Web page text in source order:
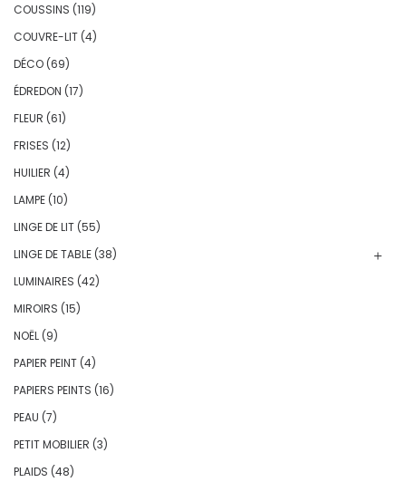
COUSSINS (119)
COUVRE-LIT (4)
DÉCO (69)
ÉDREDON (17)
FLEUR (61)
FRISES (12)
HUILIER (4)
LAMPE (10)
LINGE DE LIT (55)
LINGE DE TABLE (38)
LUMINAIRES (42)
MIROIRS (15)
NOËL (9)
PAPIER PEINT (4)
PAPIERS PEINTS (16)
PEAU (7)
PETIT MOBILIER (3)
PLAIDS (48)